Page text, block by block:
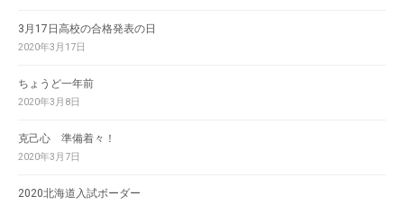
3月17日高校の合格発表の日
2020年3月17日
ちょうど一年前
2020年3月8日
克己心 準備着々！
2020年3月7日
2020北海道入試ボーダー